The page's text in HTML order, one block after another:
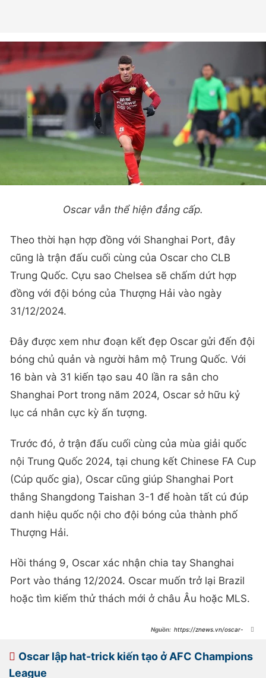
Oscar vẫn thể hiện đẳng cấp.
Theo thời hạn hợp đồng với Shanghai Port, đây
cũng là trận đấu cuối cùng của Oscar cho CLB
Trung Quốc. Cựu sao Chelsea sẽ chấm dứt hợp
đồng với đội bóng của Thượng Hải vào ngày
31/12/2024.
Đây được xem như đoạn kết đẹp Oscar gửi đến đội
bóng chủ quản và người hâm mộ Trung Quốc. Với
16 bàn và 31 kiến tạo sau 40 lần ra sân cho
Shanghai Port trong năm 2024, Oscar sở hữu kỷ
lục cá nhân cực kỳ ấn tượng.
Trước đó, ở trận đấu cuối cùng của mùa giải quốc
nội Trung Quốc 2024, tại chung kết Chinese FA Cup
(Cúp quốc gia), Oscar cũng giúp Shanghai Port
thắng Shangdong Taishan 3-1 để hoàn tất cú đúp
danh hiệu quốc nội cho đội bóng của thành phố
Thượng Hải.
Hồi tháng 9, Oscar xác nhận chia tay Shanghai
Port vào tháng 12/2024. Oscar muốn trở lại Brazil
hoặc tìm kiếm thử thách mới ở châu Âu hoặc MLS.
https://znews.vn/oscar-
Oscar lập hat-trick kiến tạo ở AFC Champions
League